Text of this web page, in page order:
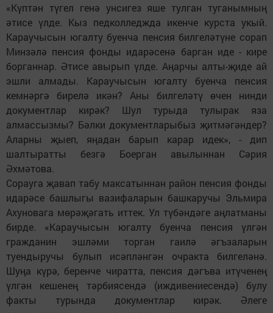
«Күптән түгел генә унсигез яше тулган туганымның
әтисе үлде. Кыз педколледжда икенче курста укый.
Караучысын югалту буенча пенсия билгеләтүне сорап
Минзәлә пенсия фонды идарәсенә барган иде - кире
борганнар. Әтисе авырып үлде. Аңарчы алты-җиде ай
эшли алмады. Караучысын югалту буенча пенсия
кемнәргә бирелә икән? Аны билгеләтү өчен нинди
документлар кирәк? Шул турыда тулырак яза
алмассызмы? Бәлки документларыбыз җитмәгәндер?
Аларны җыеп, яңадан барып карар идек», - дип
шалтыратты безгә Боерган авылыннан Сәрия
Әхмәтова.
Сорауга җавап табу максатыннан район пенсия фонды
идарәсе башлыгы вазифаларын башкаручы Эльмира
Ахуновага мөрәҗәгать иттек. Ул түбәндәге аңлатманы
бирде. «Караучысын югалту буенча пенсия үлгән
гражданин эшләми торган гаилә әгъзаларын
туендыручы булып исәпләнгән очракта билгеләнә.
Шуңа күрә, беренче чиратта, пенсия дәгъва итүченең
үлгән кешенең тәрбиясендә (иждивениесендә) булу
факты турында документлар кирәк. Әлеге